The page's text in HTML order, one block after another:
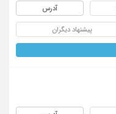
آدرس
پیشنهاد دیگران